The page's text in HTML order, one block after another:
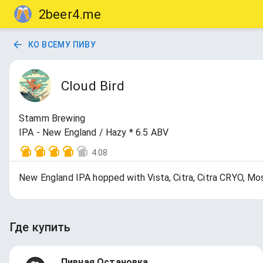
2beer4.me
КО ВСЕМУ ПИВУ
Cloud Bird
Stamm Brewing
IPA - New England / Hazy * 6.5 ABV
4.08
New England IPA hopped with Vista, Citra, Citra CRYO,
Где купить